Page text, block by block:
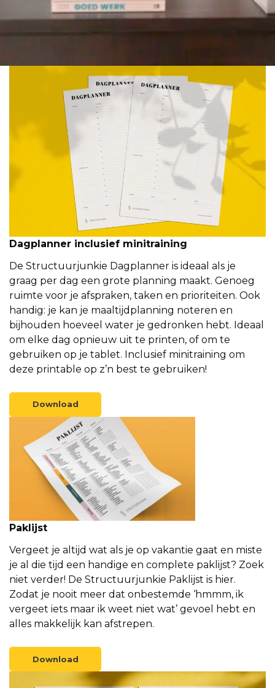
Dagplanner inclusief minitraining
De Structuurjunkie Dagplanner is ideaal als je
graag per dag een grote planning maakt. Genoeg
ruimte voor je afspraken, taken en prioriteiten. Ook
handig: je kan je maaltijdplanning noteren en
bijhouden hoeveel water je gedronken hebt. Ideaal
om elke dag opnieuw uit te printen, of om te
gebruiken op je tablet. Inclusief minitraining om
deze printable op z’n best te gebruiken!
Download
Paklijst
Vergeet je altijd wat als je op vakantie gaat en miste
je al die tijd een handige en complete paklijst? Zoek
niet verder! De Structuurjunkie Paklijst is hier.
Zodat je nooit meer dat onbestemde ‘hmmm, ik
vergeet iets maar ik weet niet wat’ gevoel hebt en
alles makkelijk kan afstrepen.
Download